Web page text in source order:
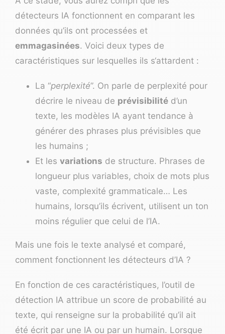
détecteurs IA fonctionnent en comparant les
données qu’ils ont processées et
emmagasinées. Voici deux types de
caractéristiques sur lesquelles ils s‘attardent :
La “perplexité”. On parle de perplexité pour
décrire le niveau de prévisibilité d’un
texte, les modèles IA ayant tendance à
générer des phrases plus prévisibles que
les humains ;
Et les variations de structure. Phrases de
longueur plus variables, choix de mots plus
vaste, complexité grammaticale… Les
humains, lorsqu’ils écrivent, utilisent un ton
moins régulier que celui de l’IA.
Mais une fois le texte analysé et comparé,
comment fonctionnent les détecteurs d’IA ?
En fonction de ces caractéristiques, l’outil de
détection IA attribue un score de probabilité au
texte, qui renseigne sur la probabilité qu’il ait
été écrit par une IA ou par un humain. Lorsque